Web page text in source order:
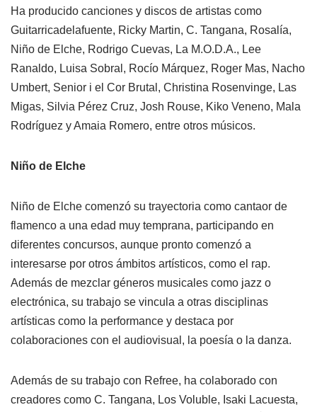
Ha producido canciones y discos de artistas como
Guitarricadelafuente, Ricky Martin, C. Tangana, Rosalía,
Niño de Elche, Rodrigo Cuevas, La M.O.D.A., Lee
Ranaldo, Luisa Sobral, Rocío Márquez, Roger Mas, Nacho
Umbert, Senior i el Cor Brutal, Christina Rosenvinge, Las
Migas, Silvia Pérez Cruz, Josh Rouse, Kiko Veneno, Mala
Rodríguez y Amaia Romero, entre otros músicos.
Niño de Elche
Niño de Elche comenzó su trayectoria como cantaor de
flamenco a una edad muy temprana, participando en
diferentes concursos, aunque pronto comenzó a
interesarse por otros ámbitos artísticos, como el rap.
Además de mezclar géneros musicales como jazz o
electrónica, su trabajo se vincula a otras disciplinas
artísticas como la performance y destaca por
colaboraciones con el audiovisual, la poesía o la danza.
Además de su trabajo con Refree, ha colaborado con
creadores como C. Tangana, Los Voluble, Isaki Lacuesta,